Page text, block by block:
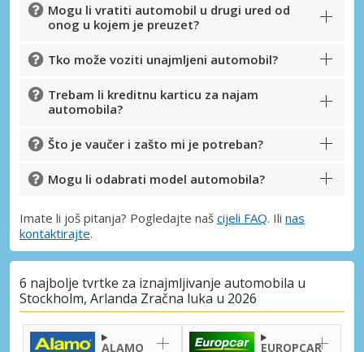
Mogu li vratiti automobil u drugi ured od
onog u kojem je preuzet?
Tko može voziti unajmljeni automobil?
Trebam li kreditnu karticu za najam
automobila?
Što je vaučer i zašto mi je potreban?
Mogu li odabrati model automobila?
Imate li još pitanja? Pogledajte naš cijeli FAQ. Ili nas
kontaktirajte.
6 najbolje tvrtke za iznajmljivanje automobila u
Stockholm, Arlanda Zračna luka u 2026
ALAMO EUROPCAR